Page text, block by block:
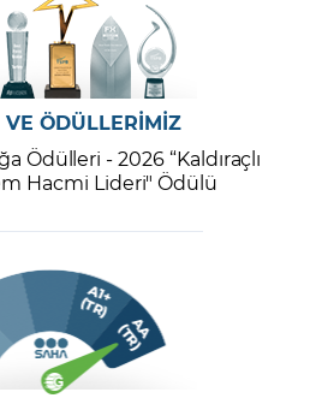
VE ÖDÜLLERİMİZ
Ödülleri - 2026 “Kaldıraçlı
Hacmi Lideri" Ödülü